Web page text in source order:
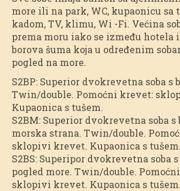
more ili na park, WC, kupaonicu sa
kadom, TV, klimu, Wi -Fi. Većina
prema moru iako se između hotela
borova šuma koja u određenim
pogled na more.
S2BP: Superior dvokrevetna soba s
Twin/double. Pomoćni krevet:
Kupaonica s tušem.
S2BM: Superior dvokrevetna soba s
morska strana. Twin/double.
sklopivi krevet. Kupaonica s tušem.
S2BS: Superipor dvokrevetna soba
pogled more. Twin/double.
sklopivi krevet. Kupaonica s tušem.